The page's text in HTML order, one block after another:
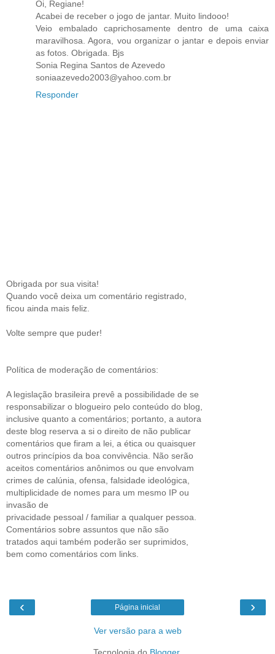
Oi, Regiane!
Acabei de receber o jogo de jantar. Muito lindooo!
Veio embalado caprichosamente dentro de uma caixa
maravilhosa. Agora, vou organizar o jantar e depois enviar
as fotos. Obrigada. Bjs
Sonia Regina Santos de Azevedo
soniaazevedo2003@yahoo.com.br
Responder
Obrigada por sua visita!
Quando você deixa um comentário registrado,
ficou ainda mais feliz.
Volte sempre que puder!
Política de moderação de comentários:
A legislação brasileira prevê a possibilidade de se
responsabilizar o blogueiro pelo conteúdo do blog,
inclusive quanto a comentários; portanto, a autora
deste blog reserva a si o direito de não publicar
comentários que firam a lei, a ética ou quaisquer
outros princípios da boa convivência. Não serão
aceitos comentários anônimos ou que envolvam
crimes de calúnia, ofensa, falsidade ideológica,
multiplicidade de nomes para um mesmo IP ou
invasão de
privacidade pessoal / familiar a qualquer pessoa.
Comentários sobre assuntos que não são
tratados aqui também poderão ser suprimidos,
bem como comentários com links.
‹ ›
Página inicial
Ver versão para a web